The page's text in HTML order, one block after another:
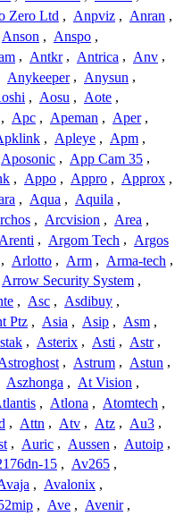
Zero Ltd , Anpviz , Anran ,
Anson , Anspo ,
, Antkr , Antrica , Anv ,
Anykeeper , Anysun ,
, Aosu , Aote ,
, Apc , Apeman , Aper ,
, Apleye , Apm ,
Aposonic , App Cam 35 ,
, Appo , Appro , Approx ,
, Aqua , Aquila ,
, Arcvision , Area ,
Arenti , Argom Tech , Argos
, Arlotto , Arm , Arma-tech ,
Arrow Security System ,
, Asc , Asdibuy ,
Ptz , Asia , Asip , Asm ,
, Asterix , Asti , Astr ,
, Astrum , Astun ,
Aszhonga , At Vision ,
, Atlona , Atomtech ,
, Attn , Atv , Atz , Au3 ,
, Auric , Aussen , Autoip ,
15 , Av265 ,
, Avalonix ,
, Ave , Avenir ,